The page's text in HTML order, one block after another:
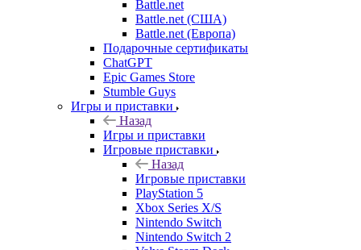
Battle.net
Battle.net (США)
Battle.net (Европа)
Подарочные сертификаты
ChatGPT
Epic Games Store
Stumble Guys
Игры и приставки
Назад
Игры и приставки
Игровые приставки
Назад
Игровые приставки
PlayStation 5
Xbox Series X/S
Nintendo Switch
Nintendo Switch 2